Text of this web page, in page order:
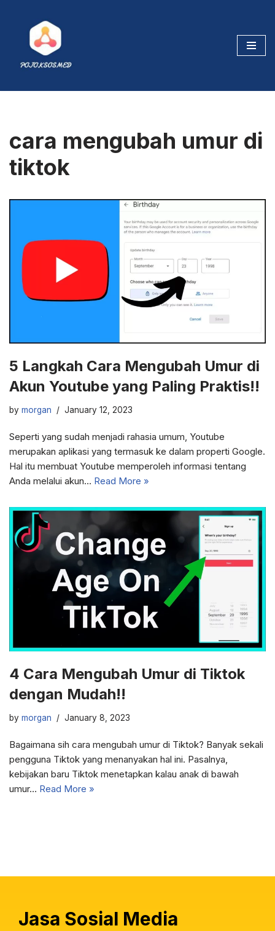
content
cara mengubah umur di
tiktok
5 Langkah Cara Mengubah Umur di
Akun Youtube yang Paling Praktis!!
by morgan January 12, 2023
Seperti yang sudah menjadi rahasia umum, Youtube
merupakan aplikasi yang termasuk ke dalam properti Google.
Hal itu membuat Youtube memperoleh informasi tentang
Anda melalui akun… Read More »
4 Cara Mengubah Umur di Tiktok
dengan Mudah!!
by morgan January 8, 2023
Bagaimana sih cara mengubah umur di Tiktok? Banyak sekali
pengguna Tiktok yang menanyakan hal ini. Pasalnya,
kebijakan baru Tiktok menetapkan kalau anak di bawah
umur… Read More »
Jasa Sosial Media